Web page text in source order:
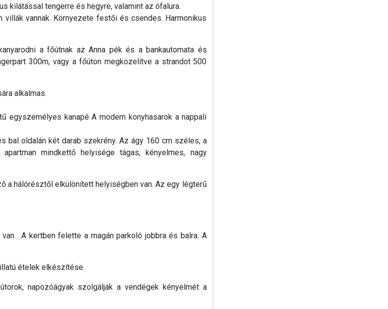
kilátással tengerre és hegyre, valamint az ófalura.
vannak. Környezete festői és csendes. Harmonikus
a főútnak az Anna pék és a bankautomata és
300m, vagy a főúton megközelítve a strandot 500
alkalmas.
egyszemélyes kanapé A modern konyhasarok a nappali
bal oldalán két darab szekrény. Az ágy 160 cm széles, a
mindkettő helyisége tágas, kényelmes, nagy
a hálórésztől elkülönített helyiségben van. Az egy légterű
. A kertben felette a magán parkoló jobbra és balra. A
ételek elkészítése.
napozóágyak szolgálják a vendégek kényelmét a